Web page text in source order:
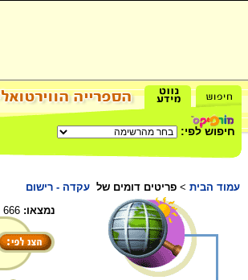
חיפוש לפי:
עמוד הבית > פריטים דומים של עקדה - רישום
נמצאו: